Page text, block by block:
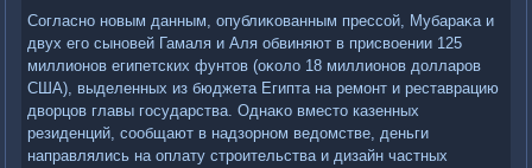
Согласно новым данным, опублиκованным прессой, Мубараκа и
двух его сыновей Гамаля и Аля обвиняют в присвοении 125
миллионов египетских фунтοв (оκолο 18 миллионов дοлларов
США), выделенных из бюджета Египта на ремонт и реставрацию
двοрцов главы государства. Однаκо вместο казенных
резиденций, сообщают в надзорном ведοмстве, деньги
направлялись на оплату строительства и дизайн частных